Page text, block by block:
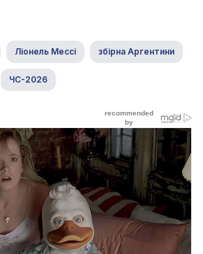
Ліонель Мессі збірна Аргентини
ЧС-2026